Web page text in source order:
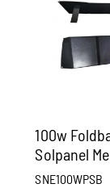
100w
Solpanel
Overflade -
SNE100WPSB